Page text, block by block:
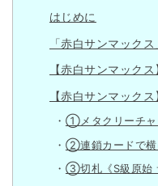
はじめに
「赤白サンマック
【赤白サンマック
【赤白サンマック
①メタクリーチャ
②連鎖カードで横
③切札《S級原始